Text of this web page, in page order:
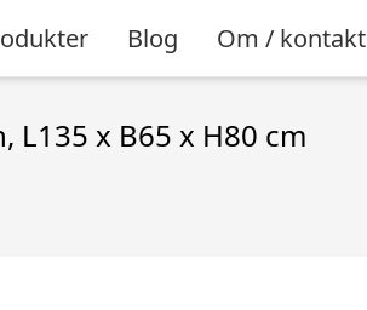
Blog Om / kontakt
x B65 x H80 cm